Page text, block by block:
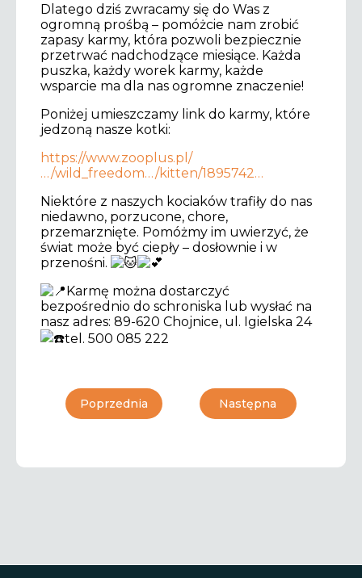
Dlatego dziś zwracamy się do Was z
ogromną prośbą – pomóżcie nam zrobić
zapasy karmy, która pozwoli bezpiecznie
przetrwać nadchodzące miesiące. Każda
puszka, każdy worek karmy, każde
wsparcie ma dla nas ogromne znaczenie!
Poniżej umieszczamy link do karmy, które
jedzoną nasze kotki:
https://www.zooplus.pl/
…/wild_freedom…/kitten/1895742…
Niektóre z naszych kociaków trafiły do nas
niedawno, porzucone, chore,
przemarznięte. Pomóżmy im uwierzyć, że
świat może być ciepły – dosłownie i w
przenośni.
Karmę można dostarczyć
bezpośrednio do schroniska lub wysłać na
nasz adres: 89-620 Chojnice, ul. Igielska 24
tel. 500 085 222
Poprzednia Następna